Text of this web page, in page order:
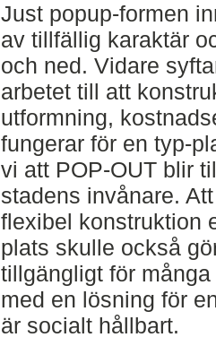
Just popup-formen
av tillfällig karaktär
och ned. Vidare
arbetet till att
utformning,
fungerar för en typ-
vi att POP-OUT blir
stadens invånare.
flexibel konstruktion
plats skulle också
tillgängligt för
med en lösning för
är socialt hållbart.